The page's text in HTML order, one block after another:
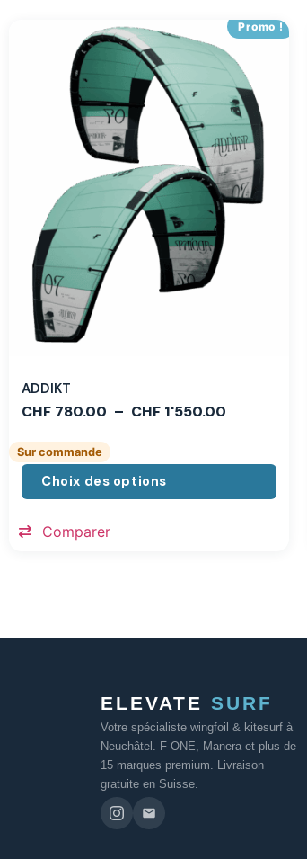
Promo !
ADDIKT
CHF 780.00 – CHF 1'550.00
Sur commande
Choix des options
Comparer
ELEVATE SURF
Votre spécialiste wingfoil & kitesurf à
Neuchâtel. F-ONE, Manera et plus de
15 marques premium. Livraison
gratuite en Suisse.